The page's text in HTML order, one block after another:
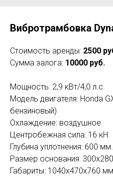
Вибротрамбовка
Стоимость аренды: 2500
Сумма залога: 10000 руб.
Мощность: 2,9 кВт/4,0 л.с.
Модель двигателя: Honda
бензиновый)
Охлаждение: воздушное
Центробежная сила: 16 кН.
Глубина уплотнения: 600 мм.
Размер основания:
Габариты: 1040х470х760